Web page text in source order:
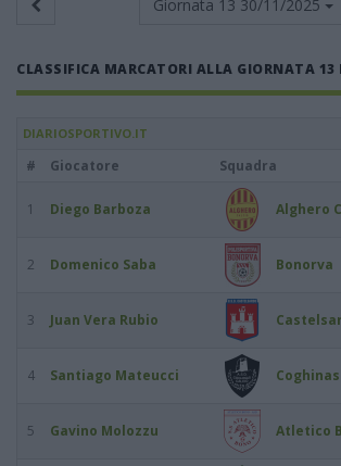
Giornata 13 30/11/2025
CLASSIFICA MARCATORI ALLA GIORNATA 13
DIARIOSPORTIVO.IT
# Giocatore Squadra
1 Diego Barboza Alghero
2 Domenico Saba Bonorva
3 Juan Vera Rubio
4 Santiago Mateucci
5 Gavino Molozzu Atletico